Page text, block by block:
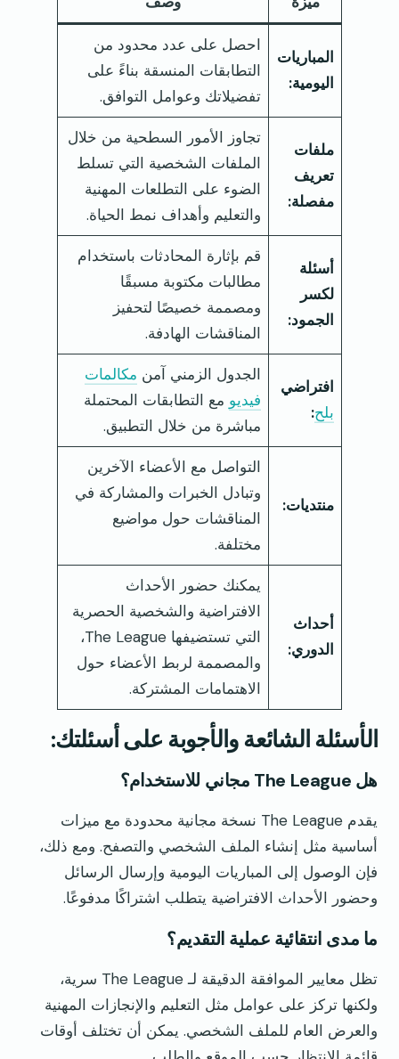
المباريات
اليومية:
احصل على عدد محدود من
التطابقات المنسقة بناءً على
تفضيلاتك وعوامل التوافق.
ملفات
تعريف
مفصلة:
تجاوز الأمور السطحية من خلال
الملفات الشخصية التي تسلط
الضوء على التطلعات المهنية
والتعليم وأهداف نمط الحياة.
أسئلة
لكسر
الجمود:
قم بإثارة المحادثات باستخدام
مطالبات مكتوبة مسبقًا
ومصممة خصيصًا لتحفيز
المناقشات الهادفة.
افتراضي
بلح:
الجدول الزمني آمن مكالمات
فيديو مع التطابقات المحتملة
مباشرة من خلال التطبيق.
منتديات:
التواصل مع الأعضاء الآخرين
وتبادل الخبرات والمشاركة في
المناقشات حول مواضيع
مختلفة.
أحداث
الدوري:
يمكنك حضور الأحداث
الافتراضية والشخصية الحصرية
التي تستضيفها The League،
والمصممة لربط الأعضاء حول
الاهتمامات المشتركة.
الأسئلة الشائعة والأجوبة على أسئلتك:
هل The League مجاني للاستخدام؟
يقدم The League نسخة مجانية محدودة مع ميزات
أساسية مثل إنشاء الملف الشخصي والتصفح. ومع ذلك،
فإن الوصول إلى المباريات اليومية وإرسال الرسائل
وحضور الأحداث الافتراضية يتطلب اشتراكًا مدفوعًا.
ما مدى انتقائية عملية التقديم؟
تظل معايير الموافقة الدقيقة لـ The League سرية،
ولكنها تركز على عوامل مثل التعليم والإنجازات المهنية
والعرض العام للملف الشخصي. يمكن أن تختلف أوقات